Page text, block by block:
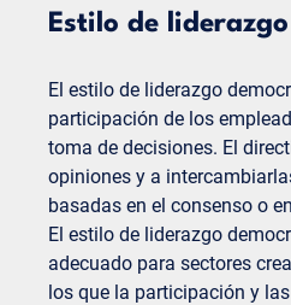
incertidumbre.
Baja motivación y
empleados tienen
en las decisiones, su
pueden verse
Alta dependencia del
equipo depende en
competencia y los
Estilo de
El estilo de liderazgo
participación de los
toma de decisiones. El
opiniones y a
basadas en el consenso o
El estilo de liderazgo
adecuado para sectores
los que la participación y